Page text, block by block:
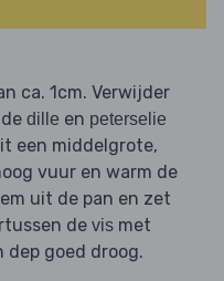
ca. 1cm. Verwijder
dille en peterselie
een middelgrote,
vuur en warm de
uit de pan en zet
de vis met
goed droog.